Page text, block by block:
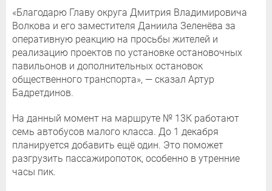
«Благодарю Главу округа Дмитрия Владимировича
Волкова и его заместителя Даниила Зеленёва за
оперативную реакцию на просьбы жителей и
реализацию проектов по установке остановочных
павильонов и дополнительных остановок
общественного транспорта», — сказал Артур
Бадретдинов.
На данный момент на маршруте № 13К работают
семь автобусов малого класса. До 1 декабря
планируется добавить ещё один. Это поможет
разгрузить пассажиропоток, особенно в утренние
часы пик.